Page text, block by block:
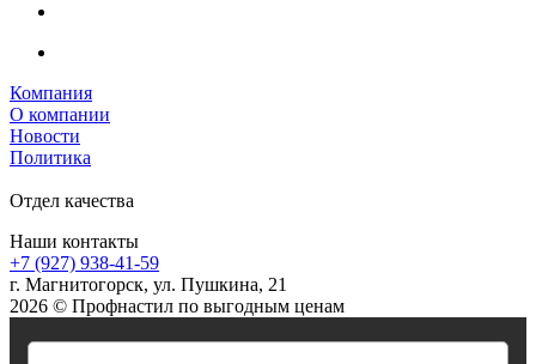
Компания
О компании
Новости
Политика
Отдел качества
Наши контакты
+7 (927) 938-41-59
г. Магнитогорск, ул. Пушкина, 21
2026 © Профнастил по выгодным ценам